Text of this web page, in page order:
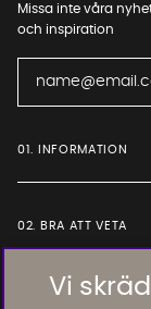
Vi
Missa inte våra
och inspiration
01. INFORMATION
02. BRA ATT VETA